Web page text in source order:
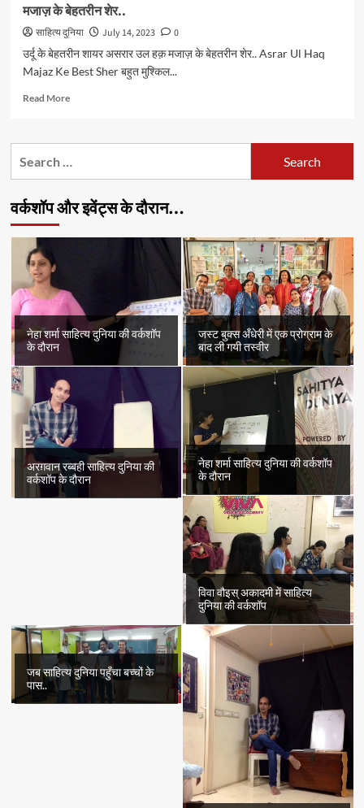
मजाज़ के बेहतरीन शेर..
साहित्य दुनिया July 14, 2023
0
उर्दू के बेहतरीन शायर असरार उल हक़ मजाज़ के बेहतरीन शेर.. Asrar Ul Haq
Majaz Ke Best Sher बहुत मुश्किल...
Read MoreRead
मजाज़
वर्कशॉप और इवेंट्स के दौरान…
नेहा शर्मा साहित्य दुनिया की वर्कशॉप
के दौरान
जस्ट बुक्स अँधेरी में एक प्रोग्राम के
बाद ली गयी तस्वीर
अरग़वान रब्बही साहित्य दुनिया की
वर्कशॉप के दौरान
नेहा शर्मा साहित्य दुनिया की वर्कशॉप
के दौरान
विवा वौइस् अकादमी में साहित्य
दुनिया की वर्कशॉप
जब साहित्य दुनिया पहुँचा बच्चों के
पास..